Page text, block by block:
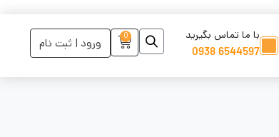
ورود | ثبت نام 0 با ما تماس بگیرید
6544597 0938